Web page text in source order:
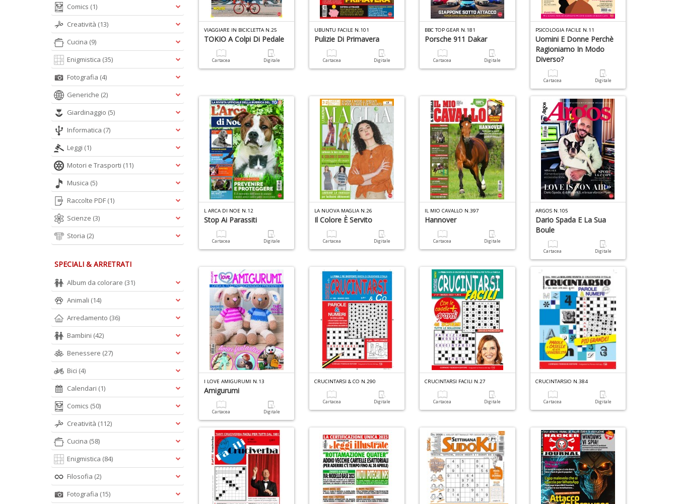
VIAGGIARE IN BICICLETTA N.25
TOKIO A Colpi Di Pedale
Cartacea Digitale
UBUNTU FACILE N.101
Pulizie Di Primavera
Cartacea Digitale
BBC TOP GEAR N.181
Porsche 911 Dakar
Cartacea Digitale
PSICOLOGIA FACILE N.11
Uomini E Donne Perchè
Ragioniamo In Modo
Diverso?
Cartacea Digitale
L ARCA DI NOE N.12
Stop Ai Parassiti
Cartacea Digitale
LA NUOVA MAGLIA N.26
Il Colore È Servito
Cartacea Digitale
IL MIO CAVALLO N.397
Hannover
Cartacea Digitale
ARGOS N.105
Dario Spada E La Sua
Boule
Cartacea Digitale
I LOVE AMIGURUMI N.13
Amigurumi
Cartacea Digitale
CRUCINTARSI & CO N.290
Cartacea Digitale
CRUCINTARSI FACILI N.27
Cartacea Digitale
CRUCINTARSIO N.384
Cartacea Digitale
Comics (1)
Creatività (13)
Cucina (9)
Enigmistica (35)
Fotografia (4)
Generiche (2)
Giardinaggio (5)
Informatica (7)
Leggi (1)
Motori e Trasporti (11)
Musica (5)
Raccolte PDF (1)
Scienze (3)
Storia (2)
SPECIALI & ARRETRATI
Album da colorare (31)
Animali (14)
Arredamento (36)
Bambini (42)
Benessere (27)
Bici (4)
Calendari (1)
Comics (50)
Creatività (112)
Cucina (58)
Enigmistica (84)
Filosofia (2)
Fotografia (15)